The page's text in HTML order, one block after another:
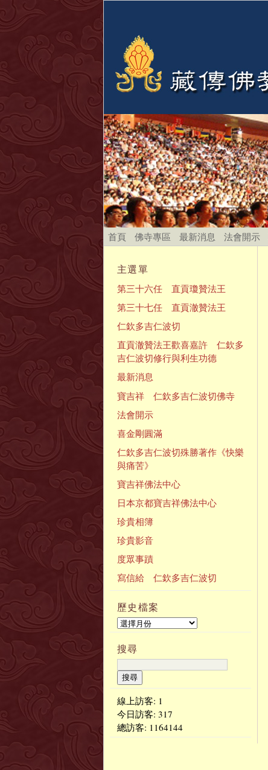
首頁 佛寺專區 最新消息 法會開示
主選單
第三十六任 直貢瓊贊法王
第三十七任 直貢澈贊法王
仁欽多吉仁波切
直貢澈贊法王歡喜嘉許 仁欽多
吉仁波切修行與利生功德
最新消息
寶吉祥 仁欽多吉仁波切佛寺
法會開示
喜金剛圓滿
仁欽多吉仁波切殊勝著作《快樂
與痛苦》
寶吉祥佛法中心
日本京都寶吉祥佛法中心
珍貴相簿
珍貴影音
度眾事蹟
寫信給 仁欽多吉仁波切
歷史檔案
搜尋
線上訪客: 1
今日訪客: 317
總訪客: 1164144